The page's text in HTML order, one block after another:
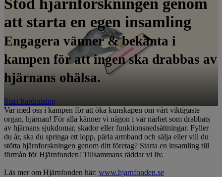
Stöd hjärnforskningen genom
att starta en egen insamling
Engagera vänner & bekanta i
kampen för att ingen ska drabbas av
hjärnans ohälsa.
Start fundraising
Var med oss i kampen för att öka kunskapen om vårt viktigaste
organ, hjärnan! För alla känner vi någon i vår närhet som drabbats
av hjärnans sjukdomar, skador eller funktionsnedsättningar. Fyller
du år, ska du springa ett lopp, pärla armband och sälja eller vill du
stötta hjärnforskningen genom ditt företag? Starta en insamling till
förmån för Hjärnfonden! Tillsammans räddar vi liv.
Läs mer om Hjärnfonden här: www.hjarnfonden.se